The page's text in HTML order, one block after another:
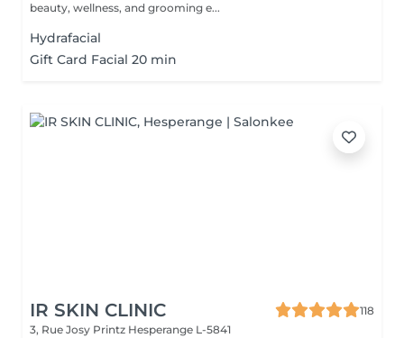
beauty, wellness, and grooming e...
Hydrafacial
Gift Card Facial 20 min
IR SKIN CLINIC
118
3, Rue Josy Printz Hesperange L-5841